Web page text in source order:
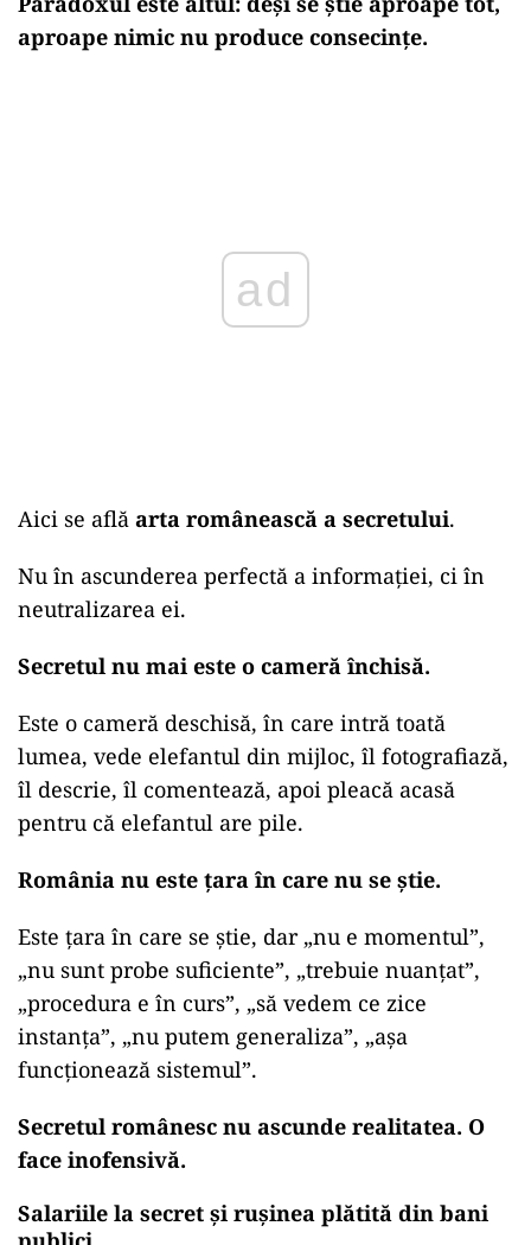
aproape nimic nu produce consecințe.
ad
Aici se află arta românească a secretului.
Nu în ascunderea perfectă a informației, ci în
neutralizarea ei.
Secretul nu mai este o cameră închisă.
Este o cameră deschisă, în care intră toată
lumea, vede elefantul din mijloc, îl fotografiază,
îl descrie, îl comentează, apoi pleacă acasă
pentru că elefantul are pile.
România nu este țara în care nu se știe.
Este țara în care se știe, dar „nu e momentul”,
„nu sunt probe suficiente”, „trebuie nuanțat”,
„procedura e în curs”, „să vedem ce zice
instanța”, „nu putem generaliza”, „așa
funcționează sistemul”.
Secretul românesc nu ascunde realitatea. O
face inofensivă.
Salariile la secret și rușinea plătită din bani